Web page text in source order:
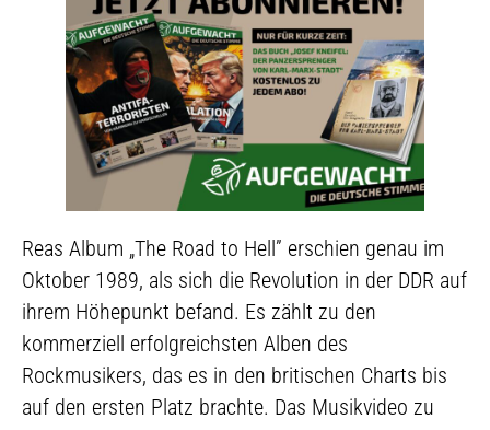
Reas Album „The Road to Hell” erschien genau im
Oktober 1989, als sich die Revolution in der DDR auf
ihrem Höhepunkt befand. Es zählt zu den
kommerziell erfolgreichsten Alben des
Rockmusikers, das es in den britischen Charts bis
auf den ersten Platz brachte. Das Musikvideo zu